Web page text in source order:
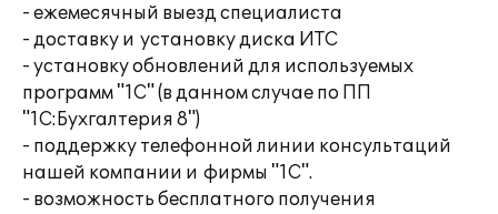
- ежемесячный выезд специалиста
- доставку и установку диска ИТС
- установку обновлений для используемых
программ "1С" (в данном случае по ПП
"1С:Бухгалтерия 8")
- поддержку телефонной линии консультаций
нашей компании и фирмы "1С".
- возможность бесплатного получения